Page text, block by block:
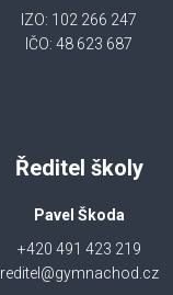
IZO: 102 266 247
IČO: 48 623 687
Ředitel školy
Pavel Škoda
+420 491 423 219
reditel@gymnachod.cz